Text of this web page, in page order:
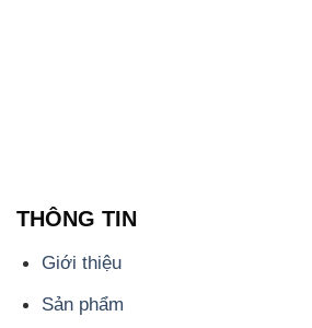
THÔNG TIN
Giới thiệu
Sản phẩm